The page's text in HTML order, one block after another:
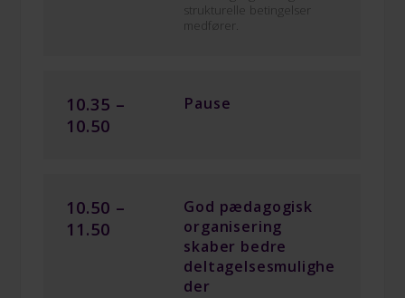
strukturelle betingelser
medfører.
10.35 –
10.50
Pause
10.50 –
11.50
God pædagogisk
organisering
skaber bedre
deltagelsesmulighe
der